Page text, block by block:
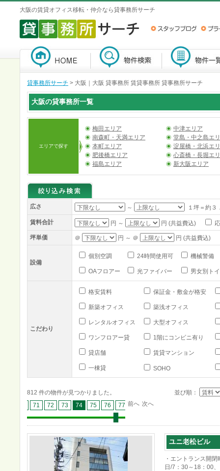
大阪の賃貸オフィス移転・仲介なら貸事務所サーチ
貸事務所サーチ > 大阪｜大阪 貸事務所 賃貸事務所 貸事務所サーチ
大阪の貸事務所一覧
エリアで探す
梅田エリア
中津エリア
南森町・天満エリア
堂島・中之島エ
本町エリア
淀屋橋・北浜エ
肥後橋エリア
心斎橋・長堀エ
福島エリア
新大阪エリア
広さ ～ １坪＝約３
賃料合計 円 ～ 円 (共益費込)
坪単価 ＠ 円 ～ ＠ 円 (共益費込)
設備
個別空調 24時間使用可 機械警備
OAフロアー 光ファイバー 男女別ト
こだわり
格安賃料 保証金・敷金が格安
新築オフィス 築浅オフィス
レンタルオフィス 大型オフィス
ワンフロアー貸 1階にコンビニ有り
貸店舗 賃貸マンション
一棟貸 SOHO
812 件の物件が見つかりました。
並び順：
71 72 73 74 75 76 77 78 79
前へ 次へ
ユニ老松ビル
・エントランス開
日/7：30～18：00